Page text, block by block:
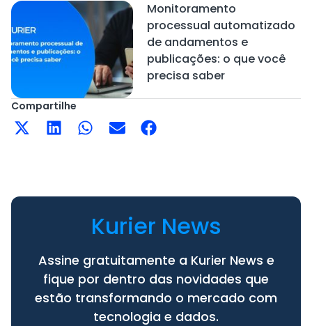
Monitoramento
processual automatizado
de andamentos e
publicações: o que você
precisa saber
Compartilhe
Kurier News
Assine gratuitamente a Kurier News e
fique por dentro das novidades que
estão transformando o mercado com
tecnologia e dados.